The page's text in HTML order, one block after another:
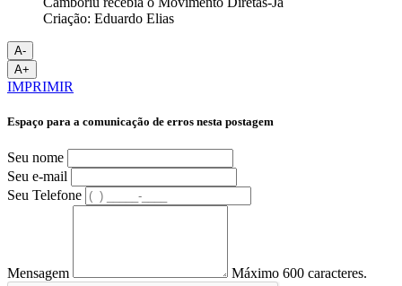
Criação: Eduardo Elias
A-
A+
IMPRIMIR
Espaço para a comunicação de erros nesta postagem
Seu nome
Seu e-mail
Seu Telefone
Mensagem Máximo 600 caracteres.